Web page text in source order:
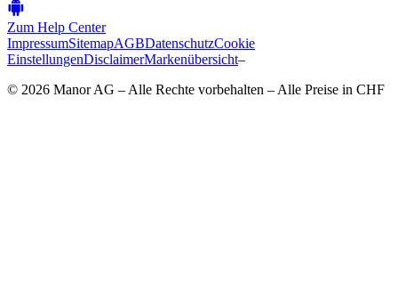
Zum Help Center
ImpressumSitemapAGBDatenschutzCookie
EinstellungenDisclaimerMarkenübersicht–
© 2026 Manor AG – Alle Rechte vorbehalten – Alle Preise in CHF